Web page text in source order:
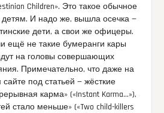
Children». Это такое обычное
детям. И надо же, вышла осечка —
дети, а свои же офицеры.
ещё не такие бумеранги кары
на головы совершающих
Примечательно, что даже на
под статьей — жёсткие
карма» («Instant Karma…»),
стало меньше» («Two child-killers